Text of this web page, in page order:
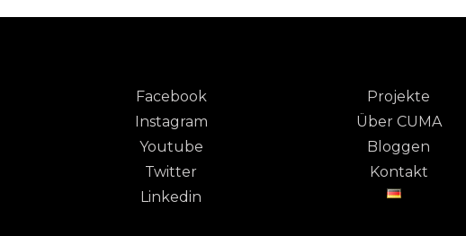
Facebook
Instagram
Youtube
Twitter
Linkedin
Projekte
Über CUMA
Bloggen
Kontakt